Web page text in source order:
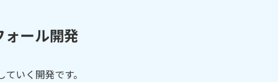
ォール開発
いく開発です。